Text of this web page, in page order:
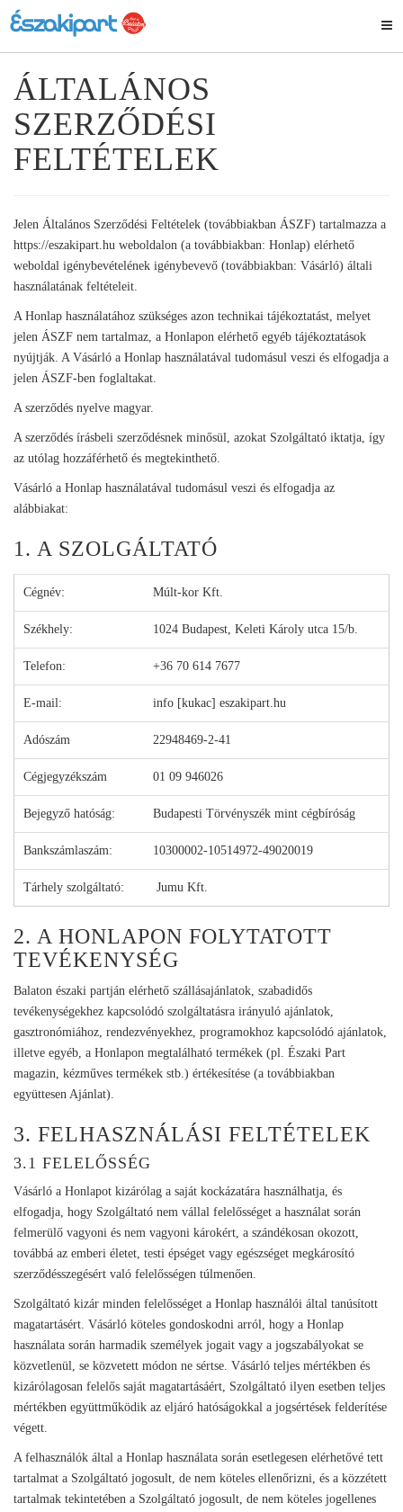
ÁLTALÁNOS
SZERZŐDÉSI
FELTÉTELEK
Jelen Általános Szerződési Feltételek (továbbiakban ÁSZF) tartalmazza a
https://eszakipart.hu weboldalon (a továbbiakban: Honlap) elérhető
weboldal igénybevételének igénybevevő (továbbiakban: Vásárló) általi
használatának feltételeit.
A Honlap használatához szükséges azon technikai tájékoztatást, melyet
jelen ÁSZF nem tartalmaz, a Honlapon elérhető egyéb tájékoztatások
nyújtják. A Vásárló a Honlap használatával tudomásul veszi és elfogadja a
jelen ÁSZF-ben foglaltakat.
A szerződés nyelve magyar.
A szerződés írásbeli szerződésnek minősül, azokat Szolgáltató iktatja, így
az utólag hozzáférhető és megtekinthető.
Vásárló a Honlap használatával tudomásul veszi és elfogadja az
alábbiakat:
1. A SZOLGÁLTATÓ
Cégnév: Múlt-kor Kft.
Székhely: 1024 Budapest, Keleti Károly utca 15/b.
Telefon: +36 70 614 7677
E-mail: info [kukac] eszakipart.hu
Adószám 22948469-2-41
Cégjegyzékszám 01 09 946026
Bejegyző hatóság: Budapesti Törvényszék mint cégbíróság
Bankszámlaszám: 10300002-10514972-49020019
Tárhely szolgáltató: Jumu Kft.
2. A HONLAPON FOLYTATOTT
TEVÉKENYSÉG
Balaton északi partján elérhető szállásajánlatok, szabadidős
tevékenységekhez kapcsolódó szolgáltatásra irányuló ajánlatok,
gasztronómiához, rendezvényekhez, programokhoz kapcsolódó ajánlatok,
illetve egyéb, a Honlapon megtalálható termékek (pl. Északi Part
magazin, kézműves termékek stb.) értékesítése (a továbbiakban
együttesen Ajánlat).
3. FELHASZNÁLÁSI FELTÉTELEK
3.1 FELELŐSSÉG
Vásárló a Honlapot kizárólag a saját kockázatára használhatja, és
elfogadja, hogy Szolgáltató nem vállal felelősséget a használat során
felmerülő vagyoni és nem vagyoni károkért, a szándékosan okozott,
továbbá az emberi életet, testi épséget vagy egészséget megkárosító
szerződésszegésért való felelősségen túlmenően.
Szolgáltató kizár minden felelősséget a Honlap használói által tanúsított
magatartásért. Vásárló köteles gondoskodni arról, hogy a Honlap
használata során harmadik személyek jogait vagy a jogszabályokat se
közvetlenül, se közvetett módon ne sértse. Vásárló teljes mértékben és
kizárólagosan felelős saját magatartásáért, Szolgáltató ilyen esetben teljes
mértékben együttműködik az eljáró hatóságokkal a jogsértések felderítése
végett.
A felhasználók által a Honlap használata során esetlegesen elérhetővé tett
tartalmat a Szolgáltató jogosult, de nem köteles ellenőrizni, és a közzétett
tartalmak tekintetében a Szolgáltató jogosult, de nem köteles jogellenes